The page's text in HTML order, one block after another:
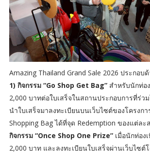
Amazing Thailand Grand Sale 2026 ประกอบ
1) กิจกรรม “Go Shop Get Bag”สำหรับนักท่อ
2,000 บาทต่อใบเสร็จในสถานประกอบการที่ร่ว
นำใบเสร็จมาลงทะเบียนบนเว็บไซต์ของโครงก
Shopping Bag ได้ที่จุด Redemption ของแต่ละ
กิจกรรม “Once Shop One Prize”เมื่อนักท่อง
2,000 บาท และลงทะเบียนใบเสร็จผ่านเว็บไซ